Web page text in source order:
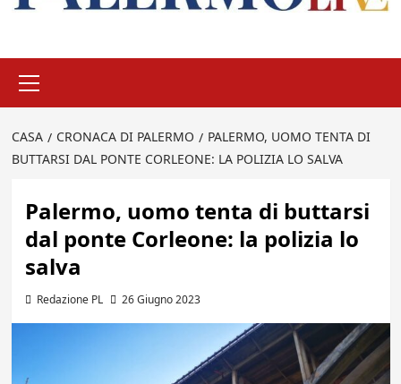
principale
CASA CRONACA DI PALERMO
PALERMO, UOMO TENTA DI
BUTTARSI DAL PONTE CORLEONE: LA POLIZIA LO SALVA
Palermo, uomo tenta di buttarsi
dal ponte Corleone: la polizia lo
salva
Redazione PL 26 Giugno 2023